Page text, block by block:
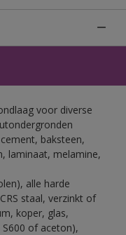
voor diverse
baksteen,
laminaat, melamine,
alle harde
staal, verzinkt of
koper, glas,
of aceton),